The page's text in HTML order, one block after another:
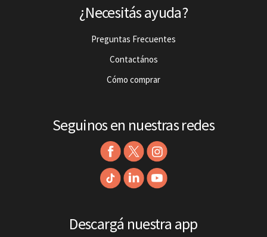
¿Necesitás ayuda?
Preguntas Frecuentes
Contactános
Cómo comprar
Seguinos en nuestras redes
Descargá nuestra app